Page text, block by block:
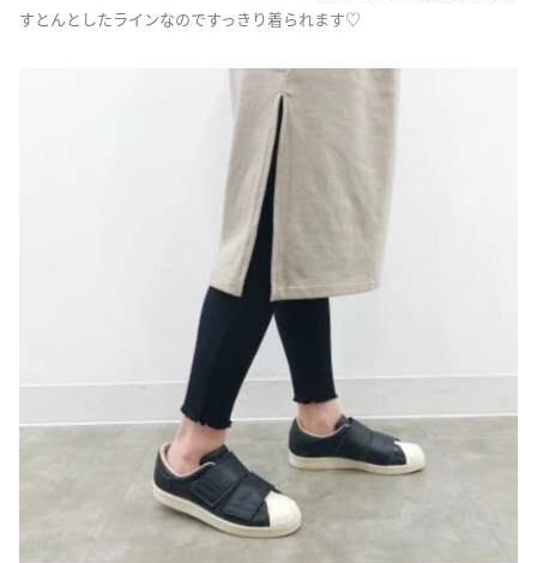
すとんとしたラインなのですっきり着られます♡